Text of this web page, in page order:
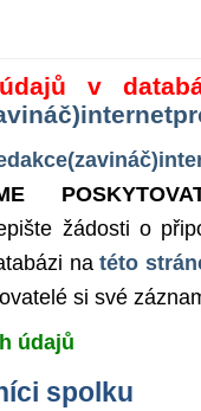
v
žádosti o
natéto
si své
údajů
spolku